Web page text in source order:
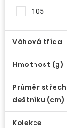
105
Váhová třída
Hmotnost (g)
Průměr
deštníku (cm)
Kolekce